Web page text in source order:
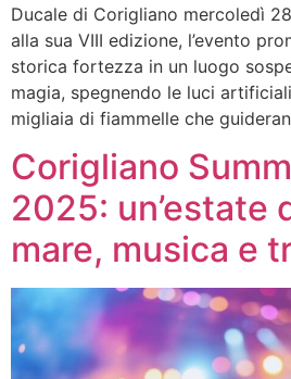
Ducale di Corigliano mercoledì
alla sua VIII edizione, l’evento
storica fortezza in un luogo
magia, spegnendo le luci
migliaia di fiammelle che
Corigliano
2025: un’estate
mare, musica e